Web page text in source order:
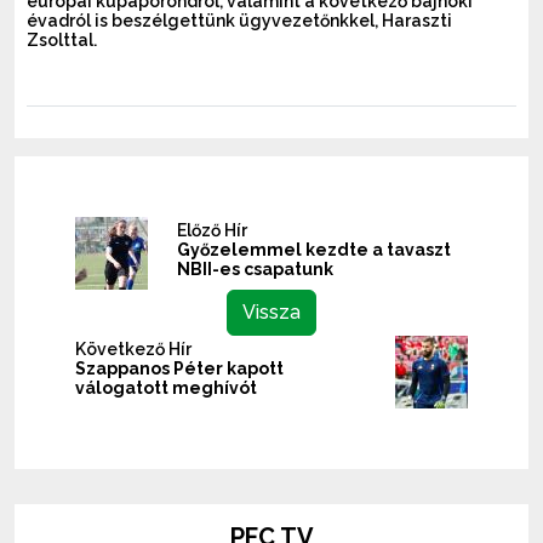
évadról is beszélgettünk ügyvezetőnkkel, Haraszti
Zsolttal.
Előző Hír
Győzelemmel kezdte a tavaszt
NBII-es csapatunk
Vissza
Következő Hír
Szappanos Péter kapott
válogatott meghívót